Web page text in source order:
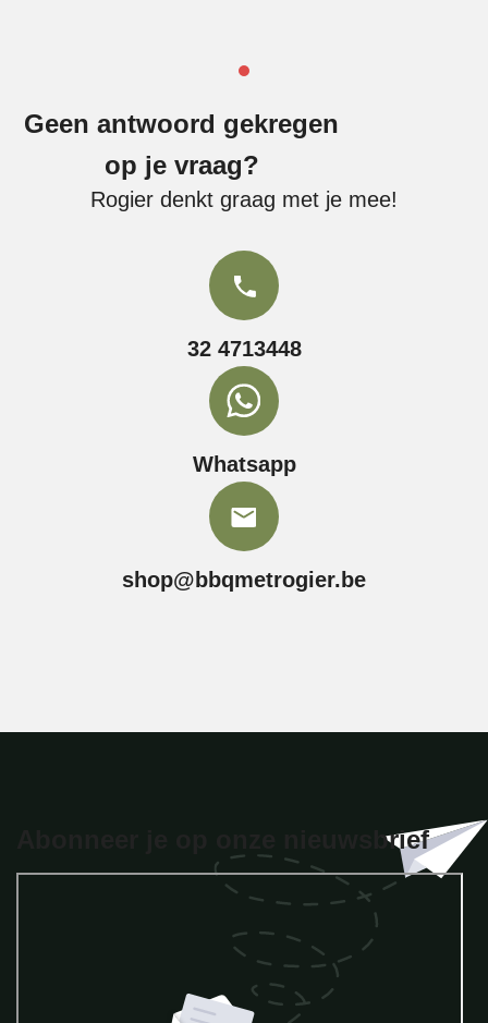
Geen antwoord gekregen
op je vraag?
Rogier denkt graag met je mee!
32 4713448
Whatsapp
shop@bbqmetrogier.be
Abonneer je op onze nieuwsbrief